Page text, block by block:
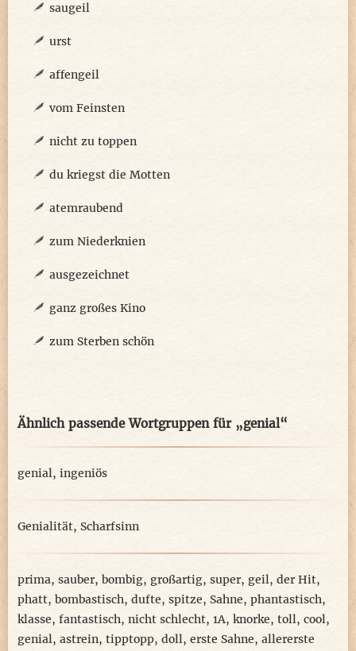
saugeil
urst
affengeil
vom Feinsten
nicht zu toppen
du kriegst die Motten
atemraubend
zum Niederknien
ausgezeichnet
ganz großes Kino
zum Sterben schön
Ähnlich passende Wortgruppen für „genial“
genial, ingeniös
Genialität, Scharfsinn
prima, sauber, bombig, großartig, super, geil, der Hit,
phatt, bombastisch, dufte, spitze, Sahne, phantastisch,
klasse, fantastisch, nicht schlecht, 1A, knorke, toll, cool,
genial, astrein, tipptopp, doll, erste Sahne, allererste